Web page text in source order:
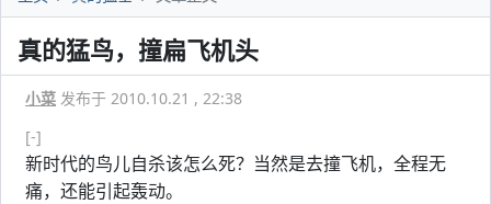
真的猛鸟，撞扁飞机头
小菜 发布于 2010.10.21 , 22:38
[-]
新时代的鸟儿自杀该怎么死？当然是去撞飞机，全程无
痛，还能引起轰动。